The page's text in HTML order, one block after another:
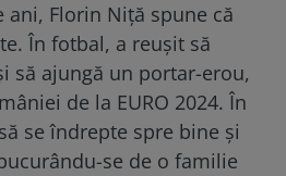
ani, Florin Niță spune că
În fotbal, a reușit să
să ajungă un portar-erou,
de la EURO 2024. În
se îndrepte spre bine și
se de o familie